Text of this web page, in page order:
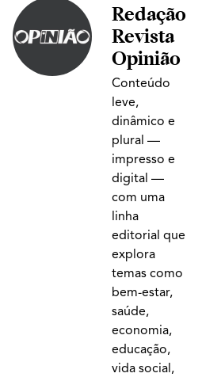
Redação
Revista
Opinião
Conteúdo
leve,
dinâmico e
plural —
impresso e
digital —
com uma
linha
editorial que
explora
temas como
bem-estar,
saúde,
economia,
educação,
vida social,